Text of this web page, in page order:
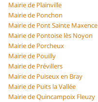
Mairie de Plainville
Mairie de Ponchon
Mairie de Pont Sainte Maxence
Mairie de Pontoise lès Noyon
Mairie de Porcheux
Mairie de Pouilly
Mairie de Prévillers
Mairie de Puiseux en Bray
Mairie de Puits la Vallée
Mairie de Quincampoix Fleuzy